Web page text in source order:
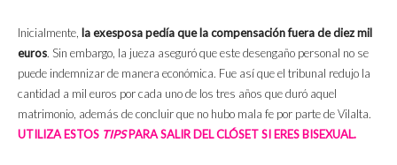
Inicialmente, la exesposa pedía que la compensación fuera de diez mil
euros. Sin embargo, la jueza aseguró que este desengaño personal no se
puede indemnizar de manera económica. Fue así que el tribunal redujo la
cantidad a mil euros por cada uno de los tres años que duró aquel
matrimonio, además de concluir que no hubo mala fe por parte de Vilalta.
UTILIZA ESTOS TIPSPARA SALIR DEL CLÓSET SI ERES BISEXUAL.